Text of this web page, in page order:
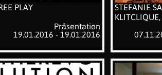
PLAY
Präsentation
19.01.2016 - 19.01.2016
STEFANIE